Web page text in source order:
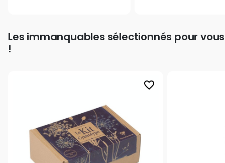
Les immanquables sélectionnés pour vous
!
favorite_border